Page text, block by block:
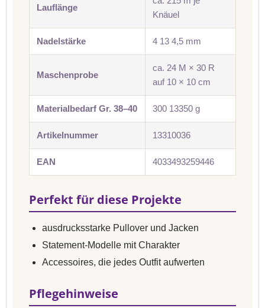
Lauflänge
Knäuel
Nadelstärke 4 13 4,5 mm
Maschenprobe
ca. 24 M × 30 R
auf 10 × 10 cm
Materialbedarf Gr. 38–40 300 13350 g
Artikelnummer 13310036
EAN 4033493259446
Perfekt für diese Projekte
ausdrucksstarke Pullover und Jacken
Statement-Modelle mit Charakter
Accessoires, die jedes Outfit aufwerten
Pflegehinweise